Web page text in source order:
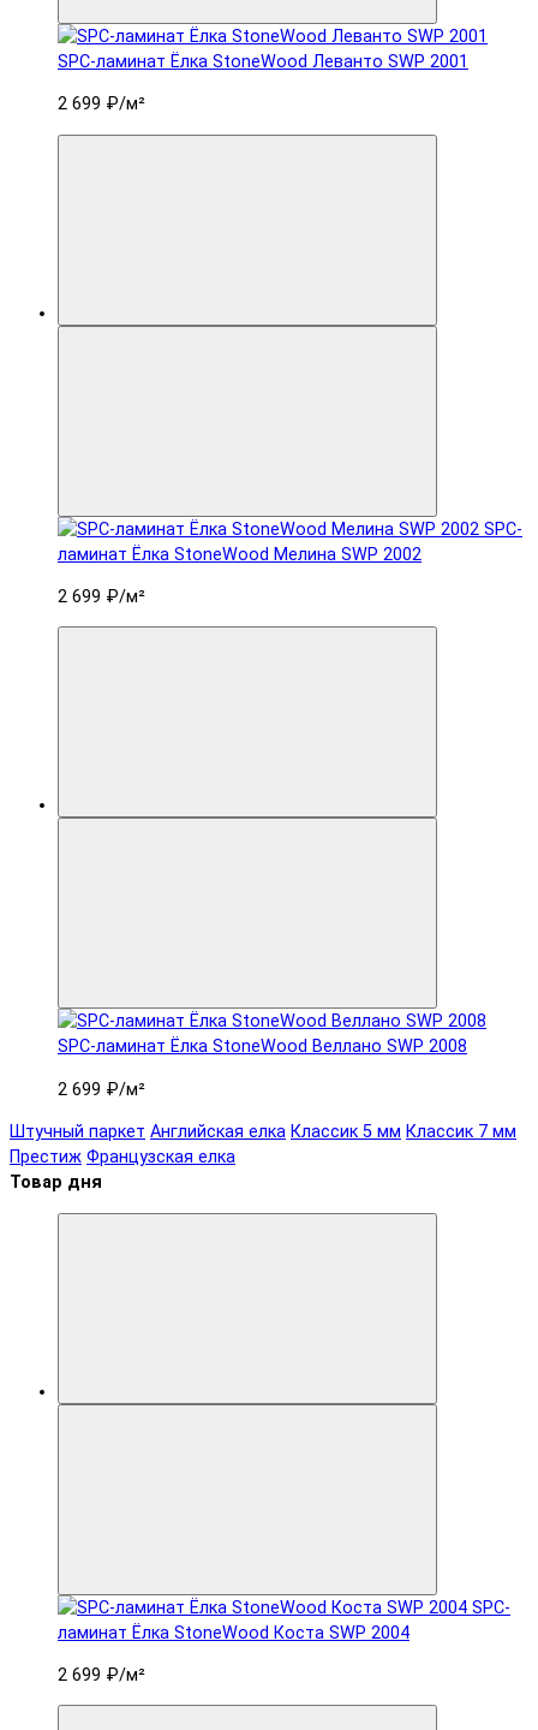
SPC-ламинат Ëлка StoneWood Леванто SWP 2001
2 699 ₽/м²
SPC-
ламинат Ëлка StoneWood Мелина SWP 2002
2 699 ₽/м²
SPC-ламинат Ëлка StoneWood Веллано SWP 2008
2 699 ₽/м²
Штучный паркет Английская елка Классик 5 мм Классик 7 мм
Престиж Французская елка
Товар дня
SPC-
ламинат Ëлка StoneWood Коста SWP 2004
2 699 ₽/м²